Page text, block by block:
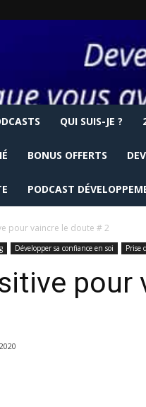
QUI SUIS-JE ?
BONUS OFFERTS
PODCAST
pour vaincre le doute # 2
Développer sa confiance en soi Prise
pour